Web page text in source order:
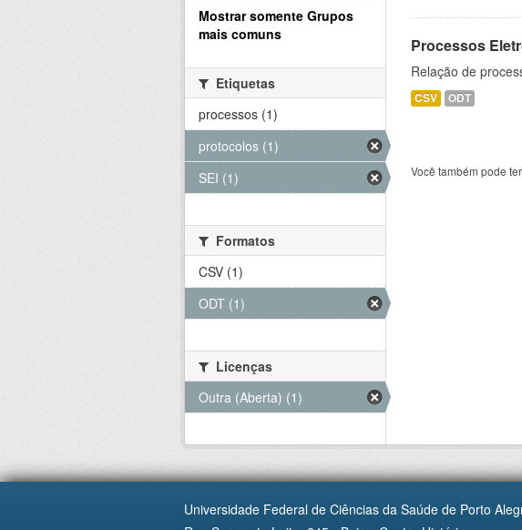
Processos
Relação de
CSV ODT
Você também pode
Mostrar somente Grupos
mais comuns
Etiquetas
processos (1)
protocolos (1)
SEI (1)
Formatos
CSV (1)
ODT (1)
Licenças
Outra (Aberta) (1)
Universidade Federal de Ciências da Saúde de Porto